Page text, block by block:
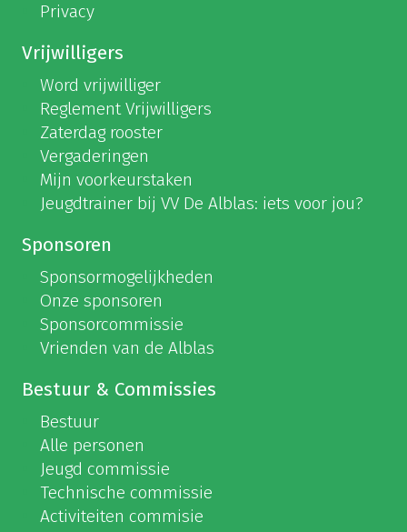
Privacy
Vrijwilligers
Word vrijwilliger
Reglement Vrijwilligers
Zaterdag rooster
Vergaderingen
Mijn voorkeurstaken
Jeugdtrainer bij VV De Alblas: iets voor jou?
Sponsoren
Sponsormogelijkheden
Onze sponsoren
Sponsorcommissie
Vrienden van de Alblas
Bestuur & Commissies
Bestuur
Alle personen
Jeugd commissie
Technische commissie
Activiteiten commisie